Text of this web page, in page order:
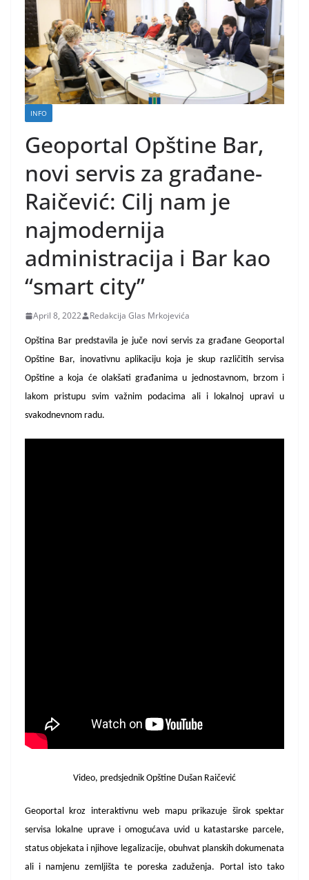
INFO
Geoportal Opštine Bar,
novi servis za građane-
Raičević: Cilj nam je
najmodernija
administracija i Bar kao
“smart city”
April 8, 2022 Redakcija Glas Mrkojevića
Opština Bar predstavila je juče novi servis za građane Geoportal
Opštine Bar, inovativnu aplikaciju koja je skup različitih servisa
Opštine a koja će olakšati građanima u jednostavnom, brzom i
lakom pristupu svim važnim podacima ali i lokalnoj upravi u
svakodnevnom radu.
Video, predsjednik Opštine Dušan Raičević
Geoportal kroz interaktivnu web mapu prikazuje širok spektar
servisa lokalne uprave i omogućava uvid u katastarske parcele,
status objekata i njihove legalizacije, obuhvat planskih dokumenata
ali i namjenu zemljišta te poreska zaduženja. Portal isto tako